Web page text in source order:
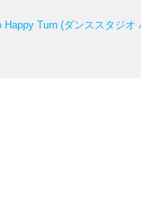
Turn (ダンススタジオ